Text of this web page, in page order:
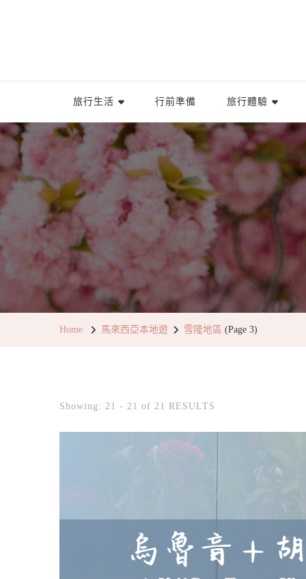
旅行生活 行前準備 旅行體驗
Home 馬來西亞本地遊 雪隆地區 (Page 3)
Showing: 21 - 21 of 21 RESULTS